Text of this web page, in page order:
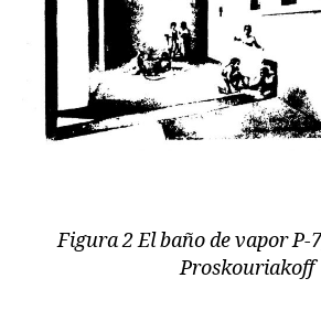
Figura 2 El baño de vapor P-
Proskouriakoff